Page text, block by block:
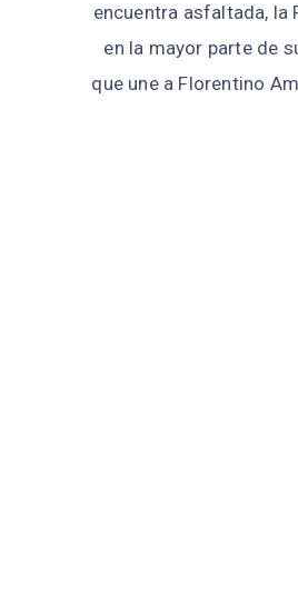
encuentra asfaltada, la
en la mayor parte de
que une a Florentino